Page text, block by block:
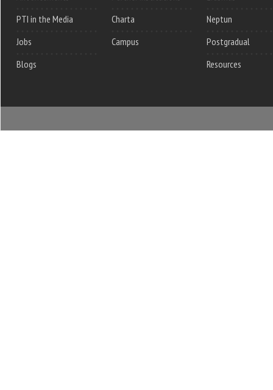
PTI in the Media
Jobs
Blogs
Charta
Campus
Neptun
Postgradual
Resources